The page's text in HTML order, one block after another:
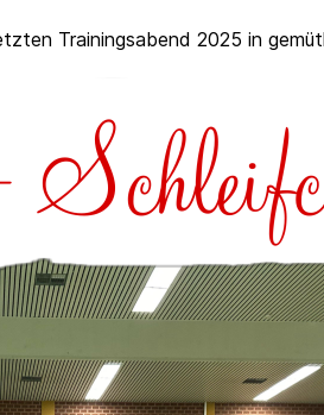
Trainingsabend 2025 in